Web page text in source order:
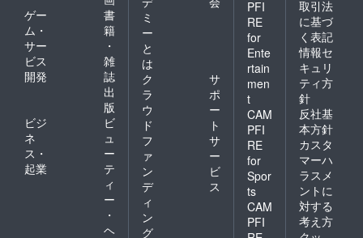
付帯設
備、備
品、建
物への
テープ
貼りや
釘打ち -
会場内
外での
喫煙 ４.
その他
注意事
項 - ゴ
ミはお
持ち帰
り下さ
い。 -
不測の
ゲー
ム・
サー
ビス
開発
書
籍
・
雑
誌
出
版
ビジ
ネ
ス・
起業
ビ
ュ
ー
テ
ィ
ー
・
ヘ
ミ
ー
と
は
ク
ラ
ウ
ド
フ
ァ
ン
デ
ィ
ン
グ
サ
ポ
ー
ト
サ
ー
ビ
ス
PFI
RE
for
Ente
rtain
men
t
CAM
PFI
RE
for
Spor
ts
CAM
PFI
取引法
に基づ
く表記
情報セ
キュリ
ティ方
針
反社基
本方針
カスタ
マーハ
ラスメ
ントに
対する
考え方